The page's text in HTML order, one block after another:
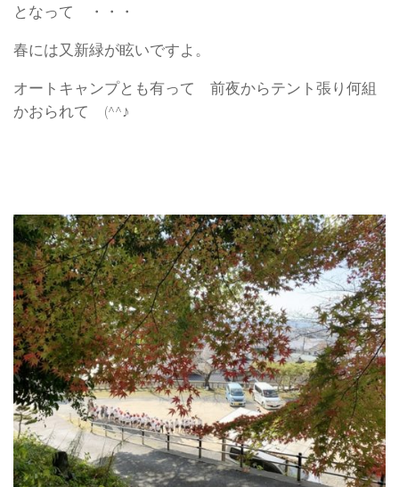
となって ・・・
春には又新緑が眩いですよ。
オートキャンプとも有って 前夜からテント張り何組
かおられて (^^♪